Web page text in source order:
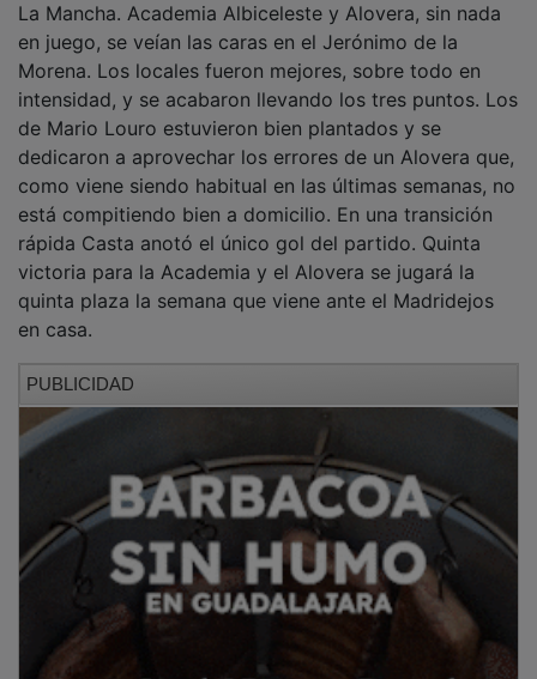
La Mancha. Academia Albiceleste y Alovera, sin nada
en juego, se veían las caras en el Jerónimo de la
Morena. Los locales fueron mejores, sobre todo en
intensidad, y se acabaron llevando los tres puntos. Los
de Mario Louro estuvieron bien plantados y se
dedicaron a aprovechar los errores de un Alovera que,
como viene siendo habitual en las últimas semanas, no
está compitiendo bien a domicilio. En una transición
rápida Casta anotó el único gol del partido. Quinta
victoria para la Academia y el Alovera se jugará la
quinta plaza la semana que viene ante el Madridejos
en casa.
PUBLICIDAD